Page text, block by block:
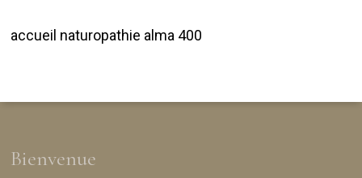
accueil naturopathie alma 400
Bienvenue